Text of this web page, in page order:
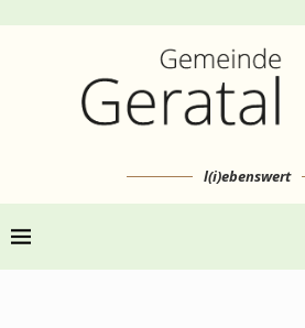
l(i)ebenswert